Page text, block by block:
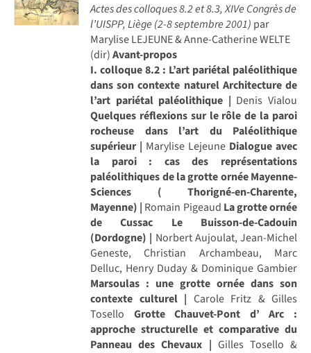
Actes des colloques 8.2 et 8.3, XIVe Congrès de
l’UISPP, Liège (2-8 septembre 2001) par
Marylise LEJEUNE & Anne-Catherine WELTE
(dir)Avant-propos
I. colloque 8.2 : L’art pariétal paléolithique
dans son contexte naturel Architecture de
l’art pariétal paléolithique | Denis Vialou
Quelques réflexions sur le rôle de la paroi
rocheuse dans l’art du Paléolithique
supérieur | Marylise Lejeune Dialogue avec
la paroi : cas des représentations
paléolithiques de la grotte ornée Mayenne-
Sciences ( Thorigné-en-Charente,
Mayenne) | Romain Pigeaud La grotte ornée
de Cussac Le Buisson-de-Cadouin
(Dordogne) | Norbert Aujoulat, Jean-Michel
Geneste, Christian Archambeau, Marc
Delluc, Henry Duday & Dominique Gambier
Marsoulas : une grotte ornée dans son
contexte culturel | Carole Fritz & Gilles
Tosello Grotte Chauvet-Pont d’ Arc :
approche structurelle et comparative du
Panneau des Chevaux | Gilles Tosello &